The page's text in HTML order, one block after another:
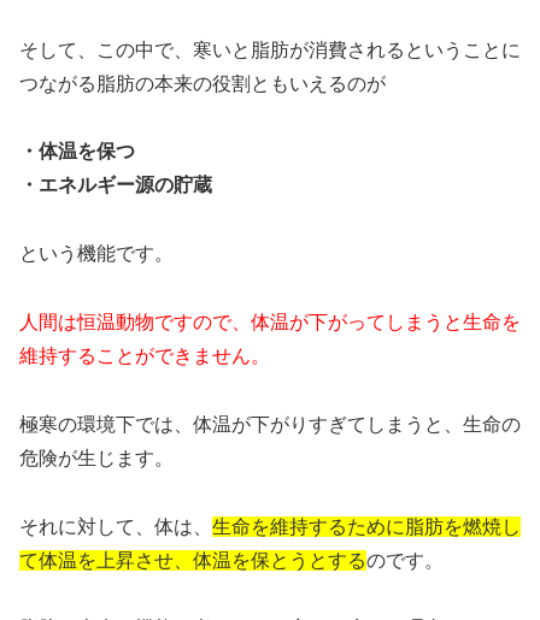
そして、この中で、寒いと脂肪が消費されるということに
つながる脂肪の本来の役割ともいえるのが
・体温を保つ
・エネルギー源の貯蔵
という機能です。
人間は恒温動物ですので、体温が下がってしまうと生命を
維持することができません。
極寒の環境下では、体温が下がりすぎてしまうと、生命の
危険が生じます。
それに対して、体は、 生命を維持するために脂肪を燃焼し
て体温を上昇させ、体温を保とうとするのです。